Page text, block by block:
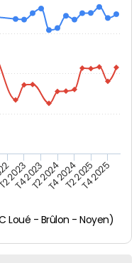
Loué - Brûlon - Noyen)
2023
T4 2023T2 2024T4 2024T2 2025T4 2025